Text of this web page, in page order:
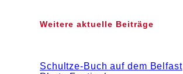
Weitere aktuelle Beiträge
Schultze-Buch auf dem Belfast